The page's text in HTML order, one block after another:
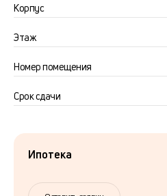
Корпус
Этаж
Номер помещения
Срок сдачи
Ипотека